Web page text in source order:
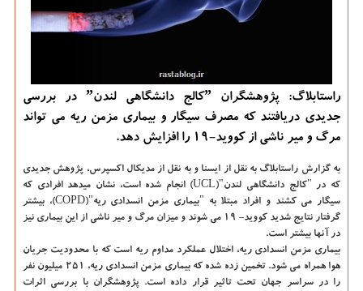
راستابلاگ: پژوهشگران ˮكالج دانشگاهی لندنˮ در بررسی
جدیدی دریافتند كه مصرف سیگار و بیماری مزمن ریه می تواند
مرگ و میر ناشی از كووید-19 را افزایش دهد.
به گزارش راستابلاگ به نقل از ایسنا و به نقل از مدیکال اکسپرس، پژوهش جدیدی
که در "کالج دانشگاهی لندن"(UCL) انجام شده است، نشان میدهد افرادی که
سیگار می کشند و افراد مبتلا به "بیماری مزمن انسدادی ریه"(COPD)، بیشتر
گرفتار نتایج شدید کووید- ۱۹ می شوند و میزان مرگ و میر ناشی از این بیماری نیز
در آنها بیشتر است.
بیماری مزمن انسدادی ریه، اختلال عملکرد مداوم ریه است که با محدودیت جریان
هوا همراه می شود. تخمین زده شده که بیماری مزمن انسدادی ریه، ۲۵۱ میلیون نفر
را در سراسر جهان تحت تاثیر قرار داده است. پژوهشگران با بررسی اثرات